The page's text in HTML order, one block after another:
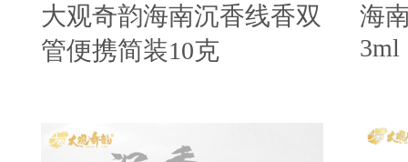
大观奇韵海南沉香线香双
管便携简装10克
海
3ml